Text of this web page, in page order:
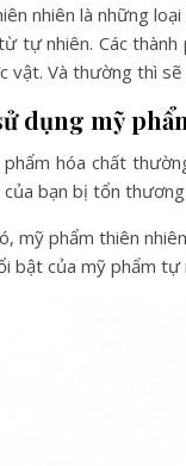
nhiên là những
tự nhiên. Các
vật. Và thường thì sẽ
dụng mỹ
phẩm hóa chất
của bạn bị tổn
mỹ phẩm thiên
bật của mỹ phẩm